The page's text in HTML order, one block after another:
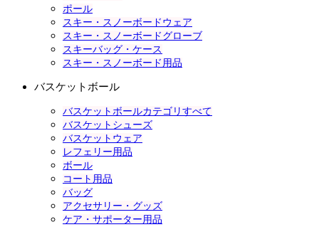
ポール
スキー・スノーボードウェア
スキー・スノーボードグローブ
スキーバッグ・ケース
スキー・スノーボード用品
バスケットボール
バスケットボールカテゴリすべて
バスケットシューズ
バスケットウェア
レフェリー用品
ボール
コート用品
バッグ
アクセサリー・グッズ
ケア・サポーター用品